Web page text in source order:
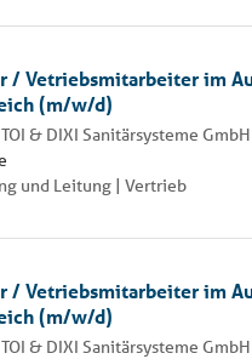
/ Vetriebsmitarbeiter im
(m/w/d)
TOI & DIXI Sanitärsysteme GmbH
und Leitung | Vertrieb
/ Vetriebsmitarbeiter im
(m/w/d)
TOI & DIXI Sanitärsysteme